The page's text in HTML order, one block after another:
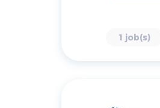
1 job(s)